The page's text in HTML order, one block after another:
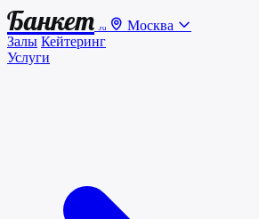
Банкет .ru
Москва
Залы Кейтеринг
Услуги